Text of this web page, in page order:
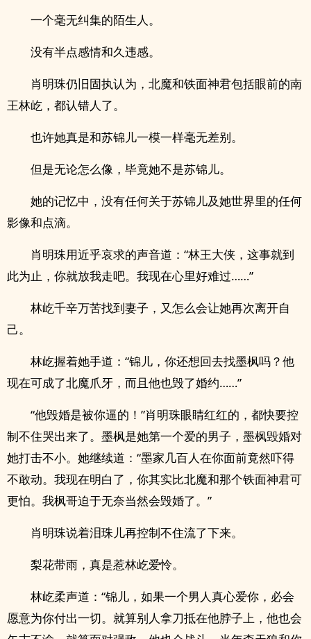
一个毫无纠集的陌生人。
没有半点感情和久违感。
肖明珠仍旧固执认为，北魔和铁面神君包括眼前的南
王林屹，都认错人了。
也许她真是和苏锦儿一模一样毫无差别。
但是无论怎么像，毕竟她不是苏锦儿。
她的记忆中，没有任何关于苏锦儿及她世界里的任何
影像和点滴。
肖明珠用近乎哀求的声音道：“林王大侠，这事就到
此为止，你就放我走吧。我现在心里好难过……”
林屹千辛万苦找到妻子，又怎么会让她再次离开自
己。
林屹握着她手道：“锦儿，你还想回去找墨枫吗？他
现在可成了北魔爪牙，而且他也毁了婚约……”
“他毁婚是被你逼的！”肖明珠眼睛红红的，都快要控
制不住哭出来了。墨枫是她第一个爱的男子，墨枫毁婚对
她打击不小。她继续道：“墨家几百人在你面前竟然吓得
不敢动。我现在明白了，你其实比北魔和那个铁面神君可
更怕。我枫哥迫于无奈当然会毁婚了。”
肖明珠说着泪珠儿再控制不住流了下来。
梨花带雨，真是惹林屹爱怜。
林屹柔声道：“锦儿，如果一个男人真心爱你，必会
愿意为你付出一切。就算别人拿刀抵在他脖子上，他也会